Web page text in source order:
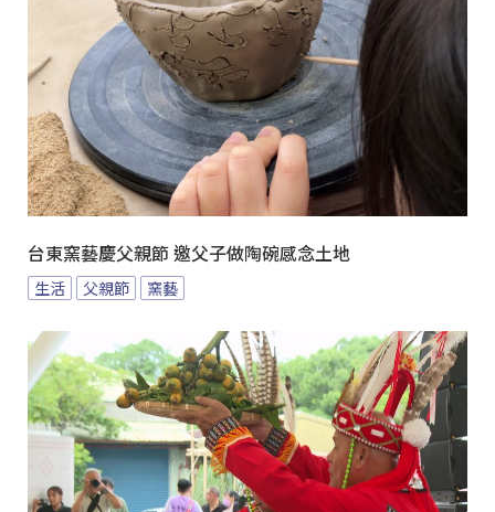
台東窯藝慶父親節 邀父子做陶碗感念土地
生活 父親節 窯藝